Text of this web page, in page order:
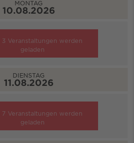
MONTAG
10.08.2026
3 Veranstaltungen werden
geladen
DIENSTAG
11.08.2026
7 Veranstaltungen werden
geladen